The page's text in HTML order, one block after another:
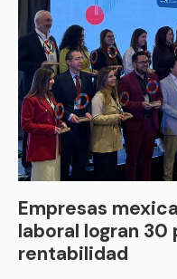
Empresas
laboral logran
rentabilidad